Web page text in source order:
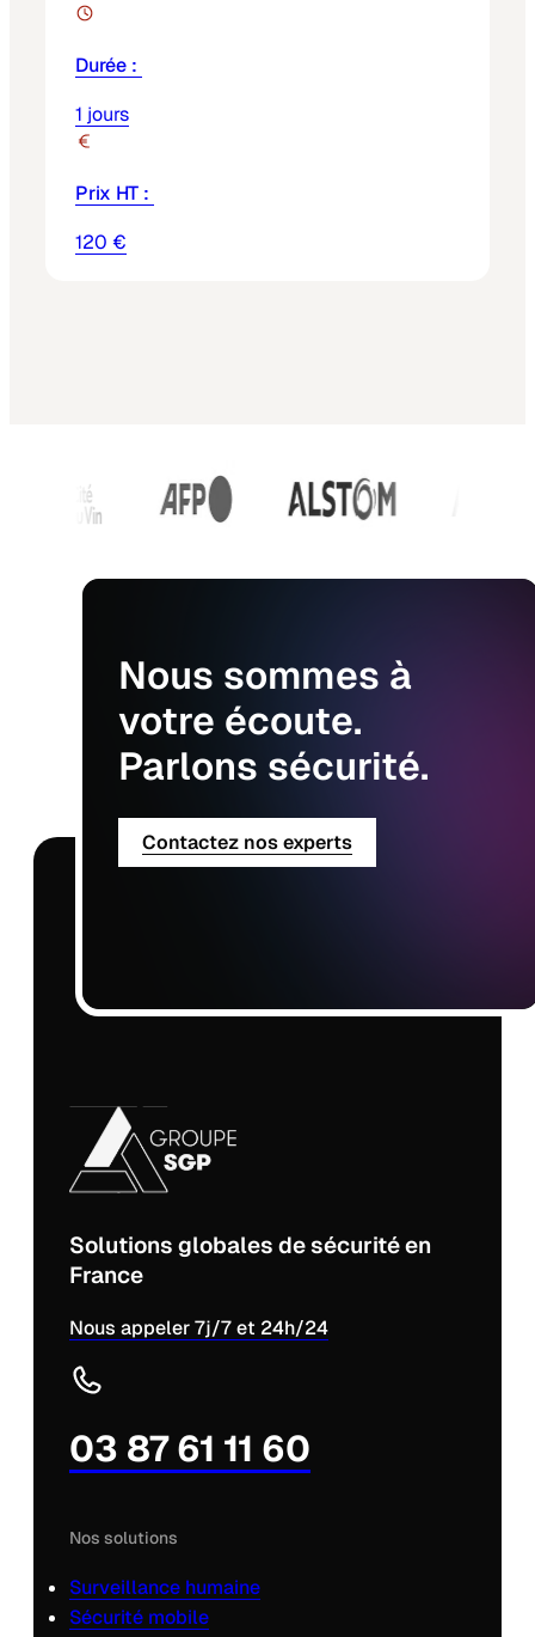
Durée :
1 jours
Prix HT :
120 €
Nous sommes à
votre écoute.
Parlons sécurité.
Contactez nos experts
Solutions globales de sécurité en
France
Nous appeler 7j/7 et 24h/24
03 87 61 11 60
Nos solutions
Surveillance humaine
Sécurité mobile